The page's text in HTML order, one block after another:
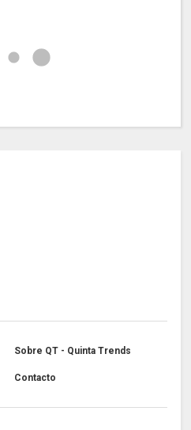
Sobre QT - Quinta Trends
Contacto